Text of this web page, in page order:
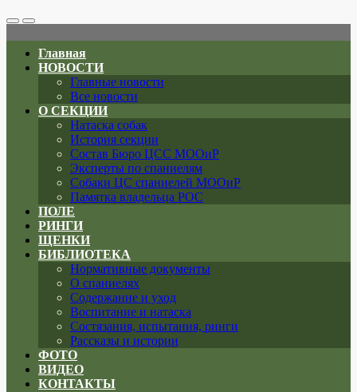
Search
Toggle
Меню
Главная
НОВОСТИ
Главные новости
Все новости
О СЕКЦИИ
Натаска собак
История секции
Состав Бюро ЦСС МООиР
Эксперты по спаниелям
Собаки ЦС спаниелей МООиР
Памятка владельца РОС
ПОЛЕ
РИНГИ
ЩЕНКИ
БИБЛИОТЕКА
Нормативные документы
О спаниелях
Содержание и уход
Воспитание и натаска
Состязания, испытания, ринги
Рассказы и истории
ФОТО
ВИДЕО
КОНТАКТЫ